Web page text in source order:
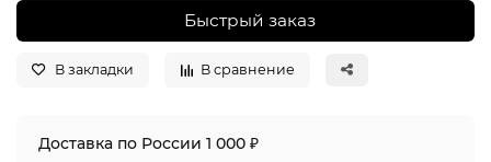
Быстрый заказ
В закладки В сравнение
Доставка по России 1 000 ₽